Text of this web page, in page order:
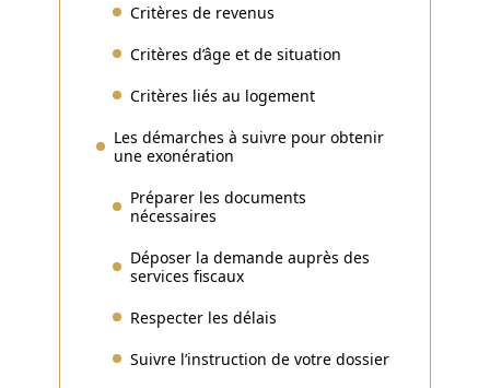
Critères de revenus
Critères d’âge et de situation
Critères liés au logement
Les démarches à suivre pour obtenir
une exonération
Préparer les documents
nécessaires
Déposer la demande auprès des
services fiscaux
Respecter les délais
Suivre l’instruction de votre dossier